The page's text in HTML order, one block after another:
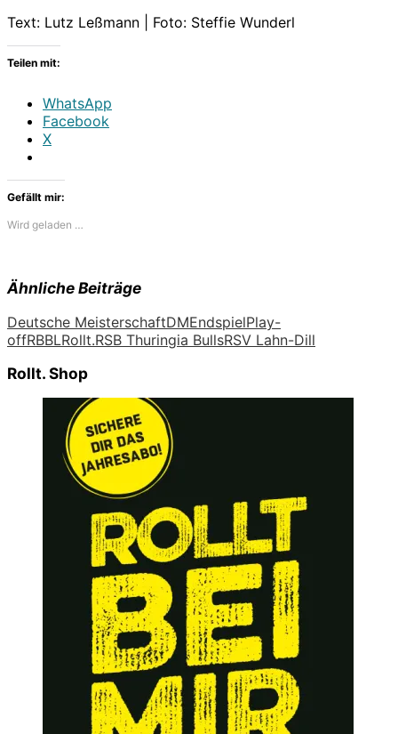
Text: Lutz Leßmann | Foto: Steffie Wunderl
Teilen mit:
WhatsApp
Facebook
X
Gefällt mir:
Wird geladen …
Ähnliche Beiträge
Deutsche MeisterschaftDMEndspielPlay-
offRBBLRollt.RSB Thuringia BullsRSV Lahn-Dill
Rollt. Shop